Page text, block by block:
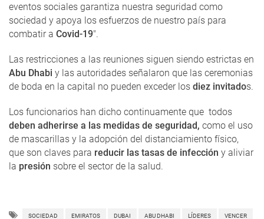
eventos sociales garantiza nuestra seguridad como
sociedad y apoya los esfuerzos de nuestro país para
combatir a Covid-19".
Las restricciones a las reuniones siguen siendo estrictas en
Abu Dhabi y las autoridades señalaron que las ceremonias
de boda en la capital no pueden exceder los diez invitados.
Los funcionarios han dicho continuamente que todos
deben adherirse a las medidas de seguridad, como el uso
de mascarillas y la adopción del distanciamiento físico,
que son claves para reducir las tasas de infección y aliviar
la presión sobre el sector de la salud.
SOCIEDAD EMIRATOS DUBAI ABU DHABI LÍDERES VENCER